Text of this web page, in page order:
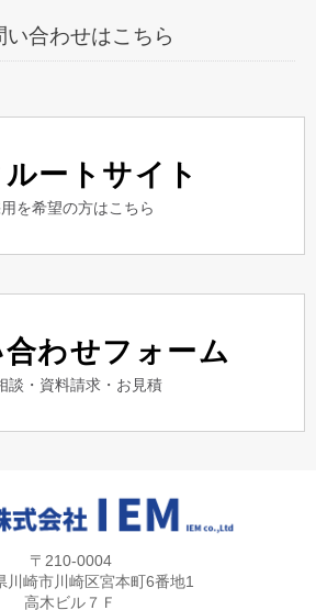
い合わせはこちら
ルートサイト
を希望の方はこちら
わせフォーム
談・資料請求・お見積
〒210-0004
川崎市川崎区宮本町6番地1
高木ビル７Ｆ